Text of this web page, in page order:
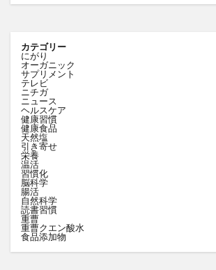
カテゴリー
にがり
オーガニック
サプリメント
テレビ
ニチガ
ニュース
ヘルスケア
健康習慣
健康食品
天然塩
引き寄せ
栄養
温活
習慣化
脳科学
腸活
自然科学
読書習慣
重曹
重曹クエン酸水
食品添加物